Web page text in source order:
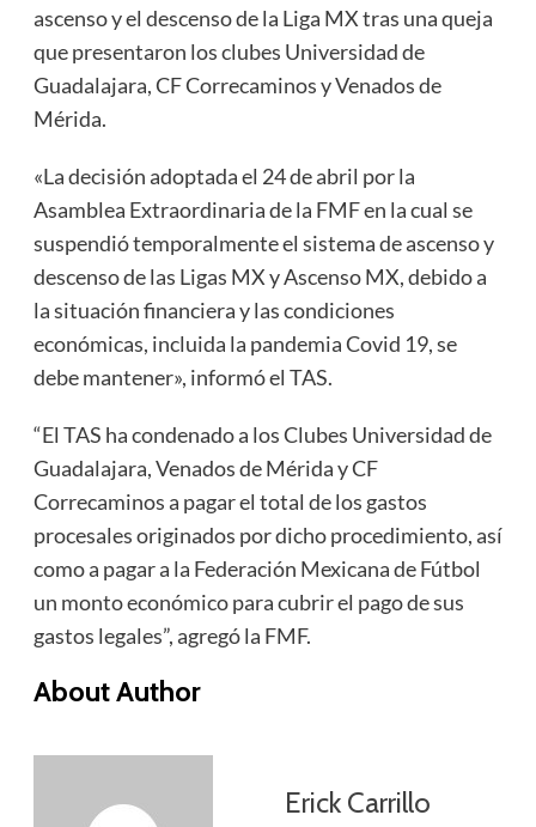
ascenso y el descenso de la Liga MX tras una queja
que presentaron los clubes Universidad de
Guadalajara, CF Correcaminos y Venados de
Mérida.
«La decisión adoptada el 24 de abril por la
Asamblea Extraordinaria de la FMF en la cual se
suspendió temporalmente el sistema de ascenso y
descenso de las Ligas MX y Ascenso MX, debido a
la situación financiera y las condiciones
económicas, incluida la pandemia Covid 19, se
debe mantener», informó el TAS.
“El TAS ha condenado a los Clubes Universidad de
Guadalajara, Venados de Mérida y CF
Correcaminos a pagar el total de los gastos
procesales originados por dicho procedimiento, así
como a pagar a la Federación Mexicana de Fútbol
un monto económico para cubrir el pago de sus
gastos legales”, agregó la FMF.
About Author
Erick Carrillo